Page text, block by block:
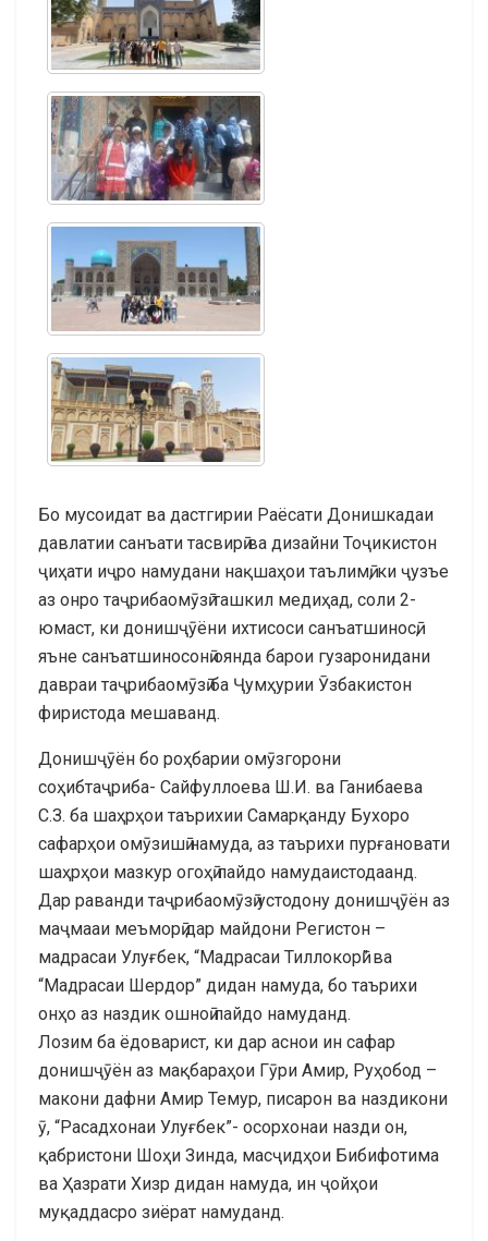
Бо мусоидат ва дастгирии Раёсати Донишкадаи
давлатии санъати тасвирӣ ва дизайни Тоҷикистон
ҷиҳати иҷро намудани нақшаҳои таълимӣ, ки ҷузъе
аз онро таҷрибаомӯзӣ ташкил медиҳад, соли 2-
юмаст, ки донишҷӯёни ихтисоси санъатшиносӣ,
яъне санъатшиносонӣ оянда барои гузаронидани
давраи таҷрибаомӯзӣ ба Ҷумҳурии Ӯзбакистон
фиристода мешаванд.
Донишҷӯён бо роҳбарии омӯзгорони
соҳибтаҷриба- Сайфуллоева Ш.И. ва Ганибаева
С.З. ба шаҳрҳои таърихии Самарқанду Бухоро
сафарҳои омӯзишӣ намуда, аз таърихи пурғановати
шаҳрҳои мазкур огоҳӣ пайдо намудаистодаанд.
Дар раванди таҷрибаомӯзӣ устодону донишҷӯён аз
маҷмааи меъморӣ дар майдони Регистон –
мадрасаи Улуғбек, “Мадрасаи Тиллокорӣ” ва
“Мадрасаи Шердор” дидан намуда, бо таърихи
онҳо аз наздик ошноӣ пайдо намуданд.
Лозим ба ёдоварист, ки дар аснои ин сафар
донишҷӯён аз мақбараҳои Гӯри Амир, Руҳобод –
макони дафни Амир Темур, писарон ва наздикони
ӯ, “Расадхонаи Улуғбек”- осорхонаи назди он,
қабристони Шоҳи Зинда, масҷидҳои Бибифотима
ва Ҳазрати Хизр дидан намуда, ин ҷойҳои
муқаддасро зиёрат намуданд.